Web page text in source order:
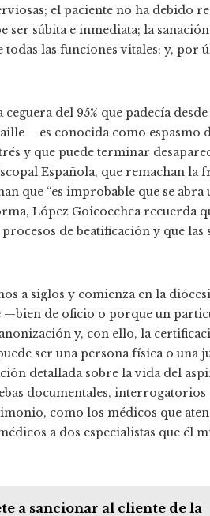
el paciente no ha debido
súbita e inmediata; la
las funciones vitales; y, por
del 95% que padecía
es conocida como espasmo
y que puede terminar
Española, que remachan la
que “es improbable que se abra
López Goicoechea recuerda
de beatificación y que las
a siglos y comienza en la
—bien de oficio o porque un
y, con ello, la
ser una persona física o una
detallada sobre la vida del
documentales, interrogatorios
como los médicos que
a dos especialistas que él
a sancionar al cliente de la